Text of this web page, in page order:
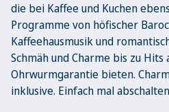
die bei Kaffee und Kuchen
Programme von höfischer
Kaffeehausmusik und
Schmäh und Charme bis zu Hits
Ohrwurmgarantie bieten.
inklusive. Einfach mal